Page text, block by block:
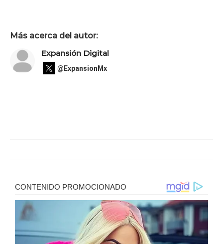
Más acerca del autor:
Expansión Digital
@ExpansionMx